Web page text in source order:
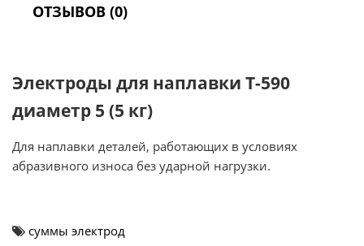
ОТЗЫВОВ (0)
Электроды для наплавки Т-590
диаметр 5 (5 кг)
Для наплавки деталей, работающих в условиях
абразивного износа без ударной нагрузки.
суммы электрод